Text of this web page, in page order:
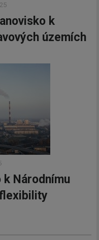
k
územích
k Národnímu